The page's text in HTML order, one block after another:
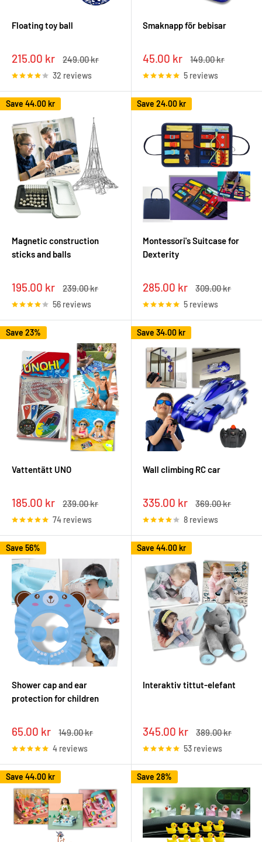
Floating toy ball
Sale
price
215.00 kr
Regular
249.00 kr
32 reviews
Smaknapp för bebisar
Sale
price
45.00 kr
Regular
149.00 kr
5 reviews
Save 44.00 kr
Magnetic construction
sticks and balls
Sale
price
195.00 kr
Regular
239.00 kr
56 reviews
Save 24.00 kr
Montessori's Suitcase for
Dexterity
Sale
price
285.00 kr
Regular
309.00 kr
5 reviews
Save 23%
Vattentätt UNO
Sale
price
185.00 kr
Regular
239.00 kr
74 reviews
Save 34.00 kr
Wall climbing RC car
Sale
price
335.00 kr
Regular
369.00 kr
8 reviews
Save 56%
Shower cap and ear
protection for children
Sale
price
65.00 kr
Regular
149.00 kr
4 reviews
Save 44.00 kr
Interaktiv tittut-elefant
Sale
price
345.00 kr
Regular
389.00 kr
53 reviews
Save 44.00 kr Save 28%